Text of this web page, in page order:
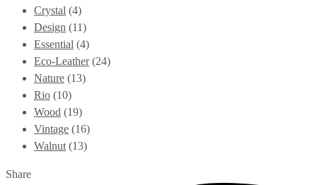
Crystal (4)
Design (11)
Essential (4)
Eco-Leather (24)
Nature (13)
Rio (10)
Wood (19)
Vintage (16)
Walnut (13)
Share